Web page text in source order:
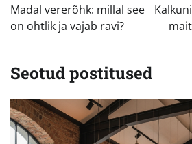
Madal vererõhk: millal see
on ohtlik ja vajab ravi?
Seotud postitused